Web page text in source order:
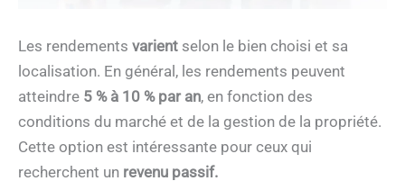
Les rendements varient selon le bien choisi et sa
localisation. En général, les rendements peuvent
atteindre 5 % à 10 % par an, en fonction des
conditions du marché et de la gestion de la propriété.
Cette option est intéressante pour ceux qui
recherchent un revenu passif.